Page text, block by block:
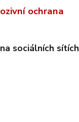
ochrana
sociálních sítích